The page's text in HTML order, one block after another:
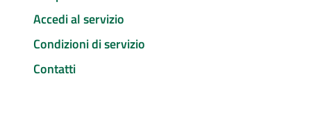
Accedi al servizio
Condizioni di servizio
Contatti